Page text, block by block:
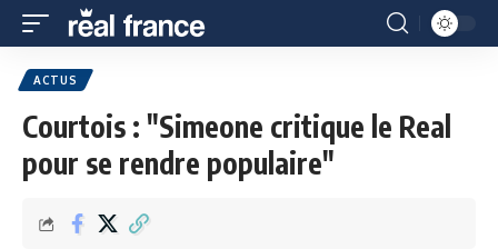
ACTUS
Courtois : "Simeone critique le Real
pour se rendre populaire"